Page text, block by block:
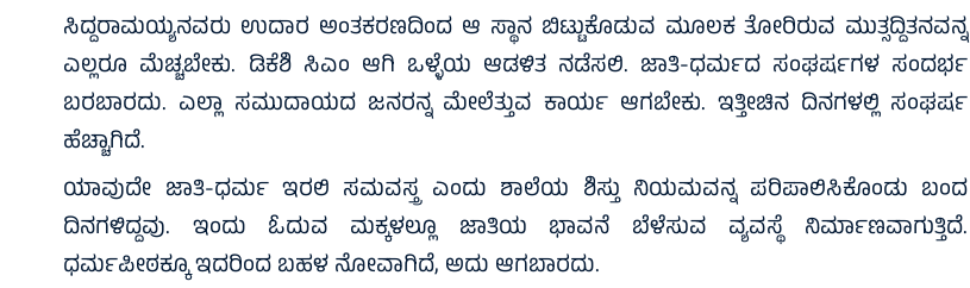
ಸಿದ್ದರಾಮಯ್ಯನವರು ಉದಾರ ಅಂತಕರಣದಿಂದ ಆ ಸ್ಥಾನ ಬಿಟ್ಟುಕೊಡುವ ಮೂಲಕ ತೋರಿರುವ ಮುತ್ಸದ್ದಿತನವನ್ನ
ಎಲ್ಲರೂ ಮೆಚ್ಚಬೇಕು. ಡಿಕೆಶಿ ಸಿಎಂ ಆಗಿ ಒಳ್ಳೆಯ ಆಡಳಿತ ನಡೆಸಲಿ. ಜಾತಿ-ಧರ್ಮದ ಸಂಘರ್ಷಗಳ ಸಂದರ್ಭ
ಬರಬಾರದು. ಎಲ್ಲಾ ಸಮುದಾಯದ ಜನರನ್ನ ಮೇಲೆತ್ತುವ ಕಾರ್ಯ ಆಗಬೇಕು. ಇತ್ತೀಚಿನ ದಿನಗಳಲ್ಲಿ ಸಂಘರ್ಷ
ಹೆಚ್ಚಾಗಿದೆ.
ಯಾವುದೇ ಜಾತಿ-ಧರ್ಮ ಇರಲಿ ಸಮವಸ್ತ್ರ ಎಂದು ಶಾಲೆಯ ಶಿಸ್ತು ನಿಯಮವನ್ನ ಪರಿಪಾಲಿಸಿಕೊಂಡು ಬಂದ
ದಿನಗಳಿದ್ದವು. ಇಂದು ಓದುವ ಮಕ್ಕಳಲ್ಲೂ ಜಾತಿಯ ಭಾವನೆ ಬೆಳೆಸುವ ವ್ಯವಸ್ಥೆ ನಿರ್ಮಾಣವಾಗುತ್ತಿದೆ.
ಧರ್ಮಪೀಠಕ್ಕೂ ಇದರಿಂದ ಬಹಳ ನೋವಾಗಿದೆ, ಅದು ಆಗಬಾರದು.